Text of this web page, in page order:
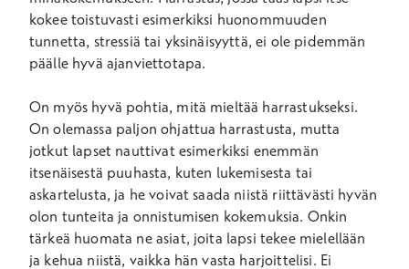
kokee toistuvasti esimerkiksi huonommuuden
tunnetta, stressiä tai yksinäisyyttä, ei ole pidemmän
päälle hyvä ajanviettotapa.
On myös hyvä pohtia, mitä mieltää harrastukseksi.
On olemassa paljon ohjattua harrastusta, mutta
jotkut lapset nauttivat esimerkiksi enemmän
itsenäisestä puuhasta, kuten lukemisesta tai
askartelusta, ja he voivat saada niistä riittävästi hyvän
olon tunteita ja onnistumisen kokemuksia. Onkin
tärkeä huomata ne asiat, joita lapsi tekee mielellään
ja kehua niistä, vaikka hän vasta harjoittelisi. Ei